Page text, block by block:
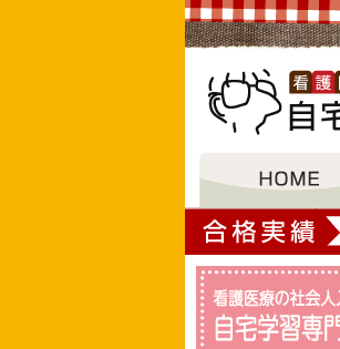
大垣女子短期大学
福井市医師会看護